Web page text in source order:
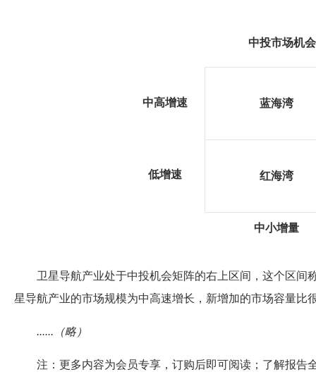
中投市场机
中高增速
低增速
蓝海湾
红海湾
中小增量
卫星导航产业处于中投机会矩阵的右上区间，这个区间
星导航产业的市场规模为中高速增长，新增加的市场容量比
......（略）
注：更多内容为会员专享，订购后即可阅读；了解报告